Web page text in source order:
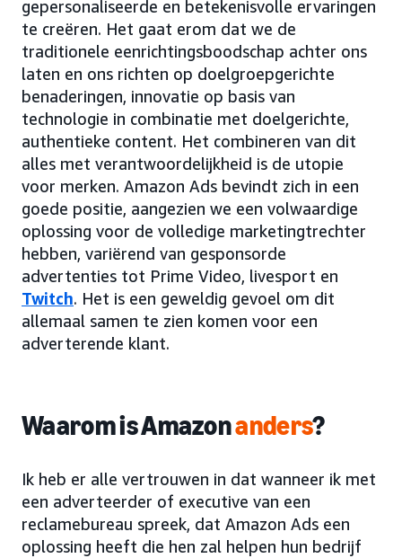
gepersonaliseerde en betekenisvolle ervaringen
te creëren. Het gaat erom dat we de
traditionele eenrichtingsboodschap achter ons
laten en ons richten op doelgroepgerichte
benaderingen, innovatie op basis van
technologie in combinatie met doelgerichte,
authentieke content. Het combineren van dit
alles met verantwoordelijkheid is de utopie
voor merken. Amazon Ads bevindt zich in een
goede positie, aangezien we een volwaardige
oplossing voor de volledige marketingtrechter
hebben, variërend van gesponsorde
advertenties tot Prime Video, livesport en
Twitch. Het is een geweldig gevoel om dit
allemaal samen te zien komen voor een
adverterende klant.
Waarom is Amazonanders?
Ik heb er alle vertrouwen in dat wanneer ik met
een adverteerder of executive van een
reclamebureau spreek, dat Amazon Ads een
oplossing heeft die hen zal helpen hun bedrijf